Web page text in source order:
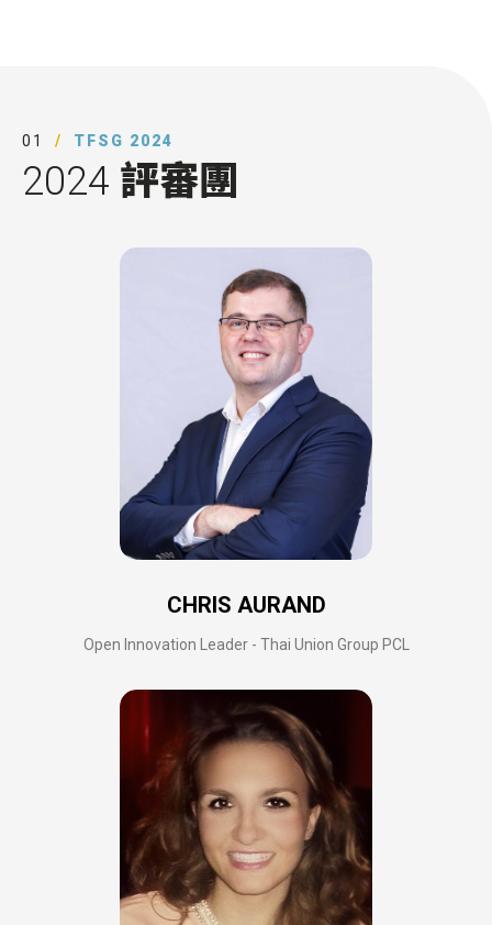
01 TFSG 2024
2024 評審團
CHRIS AURAND
Open Innovation Leader - Thai Union Group PCL